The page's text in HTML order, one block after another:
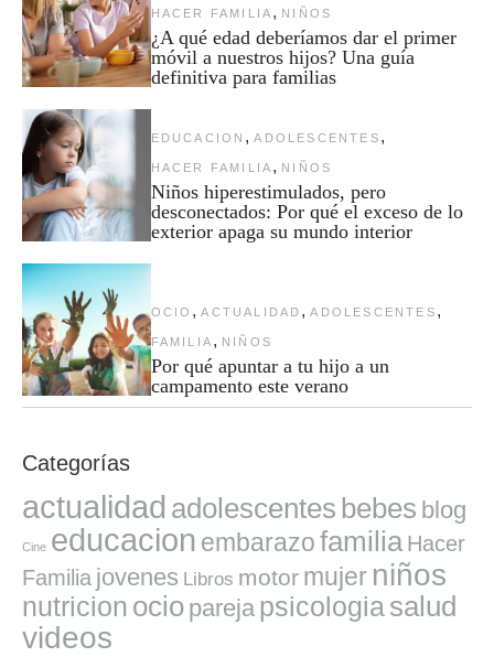
HACER FAMILIA , NIÑOS
¿A qué edad deberíamos dar el primer
móvil a nuestros hijos? Una guía
definitiva para familias
EDUCACION , ADOLESCENTES ,
HACER FAMILIA , NIÑOS
Niños hiperestimulados, pero
desconectados: Por qué el exceso de lo
exterior apaga su mundo interior
OCIO , ACTUALIDAD , ADOLESCENTES ,
FAMILIA , NIÑOS
Por qué apuntar a tu hijo a un
campamento este verano
Categorías
actualidad adolescentes bebes blog
Cine educacion embarazofamilia Hacer
Familia jovenes Libros motor mujer niños
nutricion ocio pareja psicologiasalud
videos